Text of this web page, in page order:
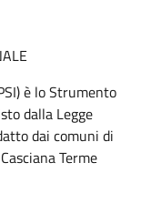
è lo Strumento
dalla Legge
dai comuni di
Terme